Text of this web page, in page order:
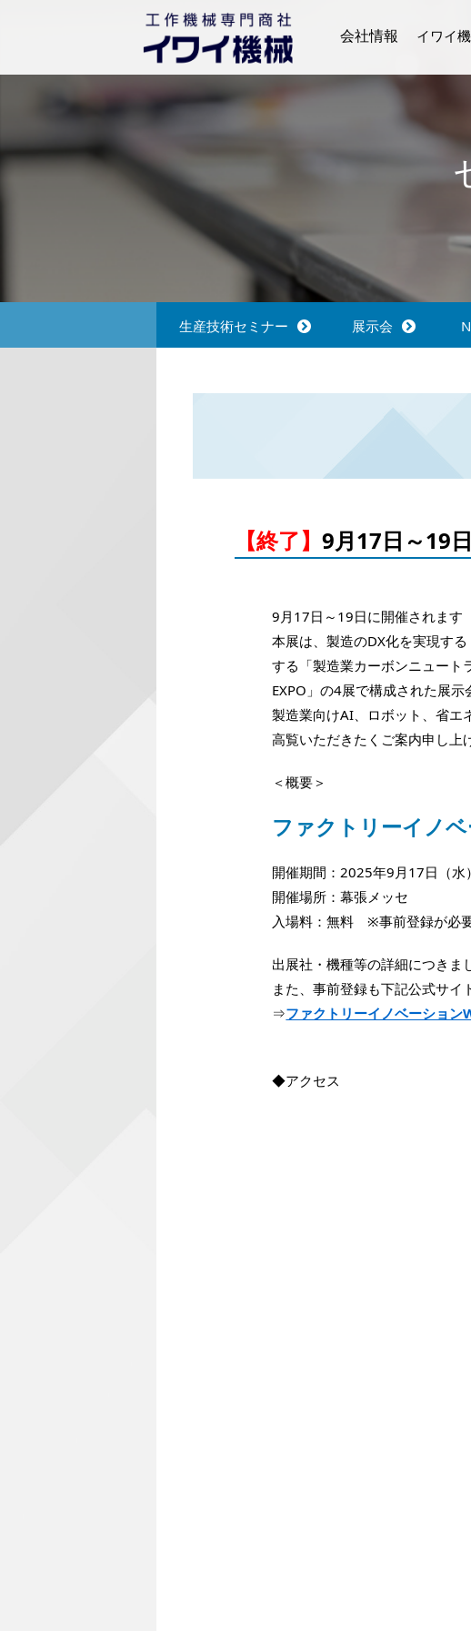
会社情報
ごあいさつ
イワイ
生産技術セミナー 展示会
【終了】 9月17日～19
9月17日～19日に開催されます
本展は、製造のDX化を実現す
する「製造業カーボンニュート
EXPO」の4展で構成された展示
製造業向けAI、ロボット、省エ
高覧いただきたくご案内申し上
＜概要＞
ファクトリーイノ
開催期間：2025年9月17日（水
開催場所：幕張メッセ
入場料：無料 ※事前登録が必要
出展社・機種等の詳細につきま
また、事前登録も下記公式サイ
⇒ファクトリーイノベーショ
◆アクセス